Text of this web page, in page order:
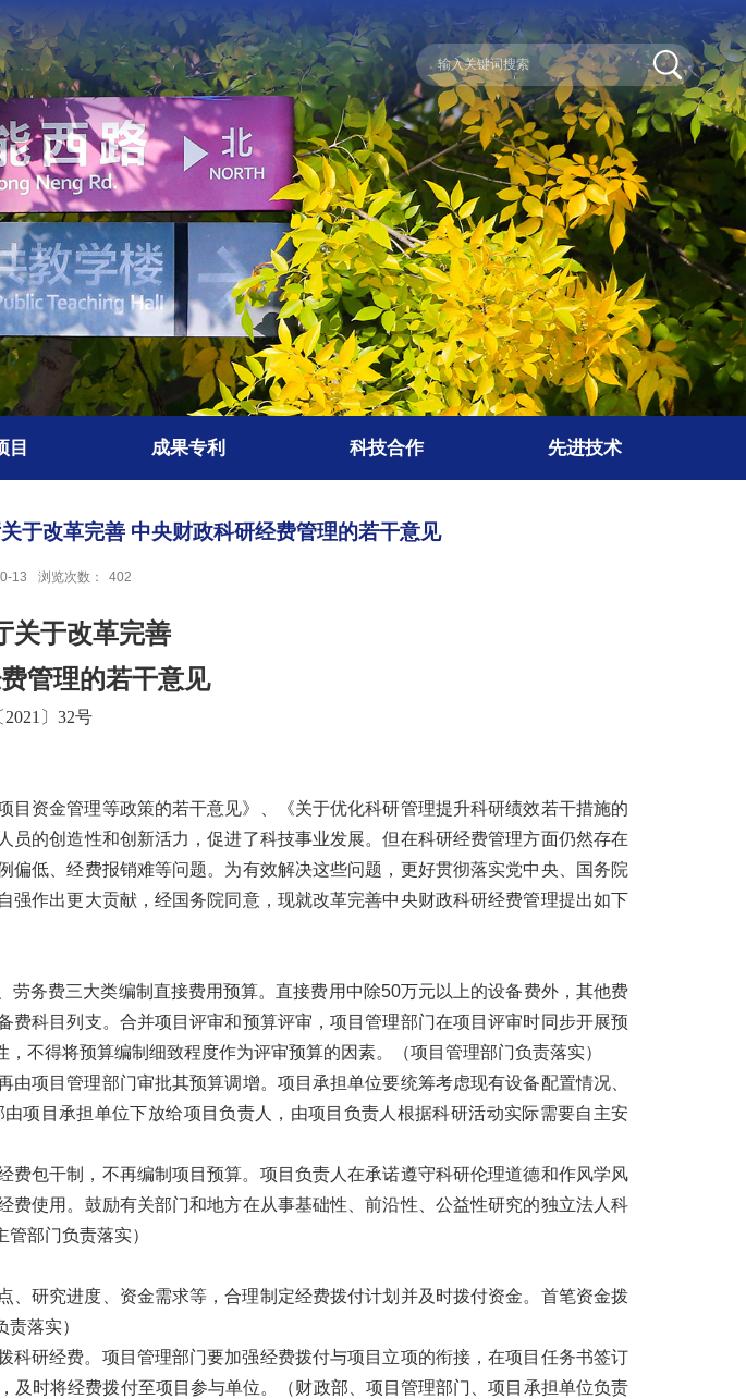
目 成果专利 科技合作 先进技术
于改革完善 中央财政科研经费管理的若干意见
13 浏览次数： 402
关于改革完善
管理的若干意见
〕32号
资金管理等政策的若干意见》、《关于优化科研管理提升科研绩效若干措施的
的创造性和创新活力，促进了科技事业发展。但在科研经费管理方面仍然存在
低、经费报销难等问题。为有效解决这些问题，更好贯彻落实党中央、国务院
作出更大贡献，经国务院同意，现就改革完善中央财政科研经费管理提出如下
劳务费三大类编制直接费用预算。直接费用中除50万元以上的设备费外，其他费
科目列支。合并项目评审和预算评审，项目管理部门在项目评审时同步开展预
不得将预算编制细致程度作为评审预算的因素。
（项目管理部门负责落实）
项目管理部门审批其预算调增。项目承担单位要统筹考虑现有设备配置情况、
项目承担单位下放给项目负责人，由项目负责人根据科研活动实际需要自主安
费包干制，不再编制项目预算。项目负责人在承诺遵守科研伦理道德和作风学风
使用。鼓励有关部门和地方在从事基础性、前沿性、公益性研究的独立法人科
部门负责落实）
、研究进度、资金需求等，合理制定经费拨付计划并及时拨付资金。首笔资金拨
责落实）
科研经费。项目管理部门要加强经费拨付与项目立项的衔接，在项目任务书签订
及时将经费拨付至项目参与单位。
（财政部、项目管理部门、项目承担单位负责